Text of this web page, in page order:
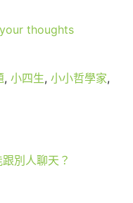
thoughts
, 小四生, 小小哲學家,
別人聊天？